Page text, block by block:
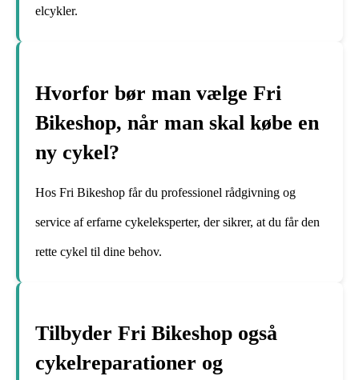
elcykler.
Hvorfor bør man vælge Fri
Bikeshop, når man skal købe en
ny cykel?
Hos Fri Bikeshop får du professionel rådgivning og
service af erfarne cykeleksperter, der sikrer, at du får den
rette cykel til dine behov.
Tilbyder Fri Bikeshop også
cykelreparationer og